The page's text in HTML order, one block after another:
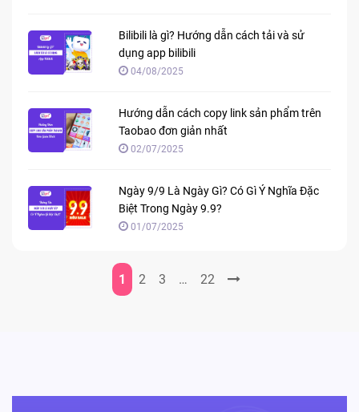
Bilibili là gì? Hướng dẫn cách tải và sử
dụng app bilibili
04/08/2025
Hướng dẫn cách copy link sản phẩm trên
Taobao đơn giản nhất
02/07/2025
Ngày 9/9 Là Ngày Gì? Có Gì Ý Nghĩa Đặc
Biệt Trong Ngày 9.9?
01/07/2025
1 2 3 … 22